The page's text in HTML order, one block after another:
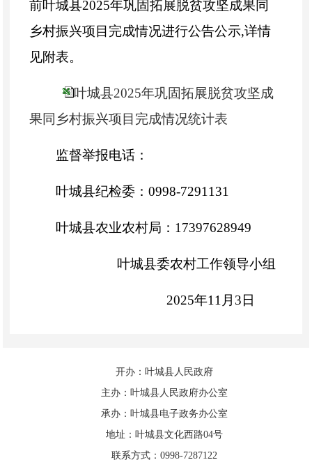
前叶城县2025年巩固拓展脱贫攻坚成果同
乡村振兴项目完成情况进行公告公示,详情
见附表。
叶城县2025年巩固拓展脱贫攻坚成
果同乡村振兴项目完成情况统计表
监督举报电话：
叶城县纪检委：0998-7291131
叶城县农业农村局：17397628949
叶城县委农村工作领导小组
2025年11月3日
开办：叶城县人民政府
主办：叶城县人民政府办公室
承办：叶城县电子政务办公室
地址：叶城县文化西路04号
联系方式：0998-7287122